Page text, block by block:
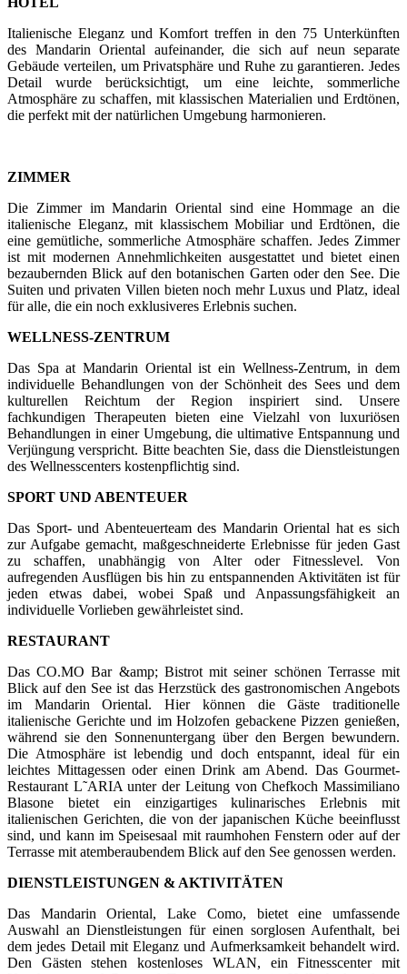
Italienische Eleganz und Komfort treffen in den 75 Unterkünften
des Mandarin Oriental aufeinander, die sich auf neun separate
Gebäude verteilen, um Privatsphäre und Ruhe zu garantieren. Jedes
Detail wurde berücksichtigt, um eine leichte, sommerliche
Atmosphäre zu schaffen, mit klassischen Materialien und Erdtönen,
die perfekt mit der natürlichen Umgebung harmonieren.
ZIMMER
Die Zimmer im Mandarin Oriental sind eine Hommage an die
italienische Eleganz, mit klassischem Mobiliar und Erdtönen, die
eine gemütliche, sommerliche Atmosphäre schaffen. Jedes Zimmer
ist mit modernen Annehmlichkeiten ausgestattet und bietet einen
bezaubernden Blick auf den botanischen Garten oder den See. Die
Suiten und privaten Villen bieten noch mehr Luxus und Platz, ideal
für alle, die ein noch exklusiveres Erlebnis suchen.
WELLNESS-ZENTRUM
Das Spa at Mandarin Oriental ist ein Wellness-Zentrum, in dem
individuelle Behandlungen von der Schönheit des Sees und dem
kulturellen Reichtum der Region inspiriert sind. Unsere
fachkundigen Therapeuten bieten eine Vielzahl von luxuriösen
Behandlungen in einer Umgebung, die ultimative Entspannung und
Verjüngung verspricht. Bitte beachten Sie, dass die Dienstleistungen
des Wellnesscenters kostenpflichtig sind.
SPORT UND ABENTEUER
Das Sport- und Abenteuerteam des Mandarin Oriental hat es sich
zur Aufgabe gemacht, maßgeschneiderte Erlebnisse für jeden Gast
zu schaffen, unabhängig von Alter oder Fitnesslevel. Von
aufregenden Ausflügen bis hin zu entspannenden Aktivitäten ist für
jeden etwas dabei, wobei Spaß und Anpassungsfähigkeit an
individuelle Vorlieben gewährleistet sind.
RESTAURANT
Das CO.MO Bar &amp; Bistrot mit seiner schönen Terrasse mit
Blick auf den See ist das Herzstück des gastronomischen Angebots
im Mandarin Oriental. Hier können die Gäste traditionelle
italienische Gerichte und im Holzofen gebackene Pizzen genießen,
während sie den Sonnenuntergang über den Bergen bewundern.
Die Atmosphäre ist lebendig und doch entspannt, ideal für ein
leichtes Mittagessen oder einen Drink am Abend. Das Gourmet-
Restaurant L˜ARIA unter der Leitung von Chefkoch Massimiliano
Blasone bietet ein einzigartiges kulinarisches Erlebnis mit
italienischen Gerichten, die von der japanischen Küche beeinflusst
sind, und kann im Speisesaal mit raumhohen Fenstern oder auf der
Terrasse mit atemberaubendem Blick auf den See genossen werden.
DIENSTLEISTUNGEN & AKTIVITÄTEN
Das Mandarin Oriental, Lake Como, bietet eine umfassende
Auswahl an Dienstleistungen für einen sorglosen Aufenthalt, bei
dem jedes Detail mit Eleganz und Aufmerksamkeit behandelt wird.
Den Gästen stehen kostenloses WLAN, ein Fitnesscenter mit